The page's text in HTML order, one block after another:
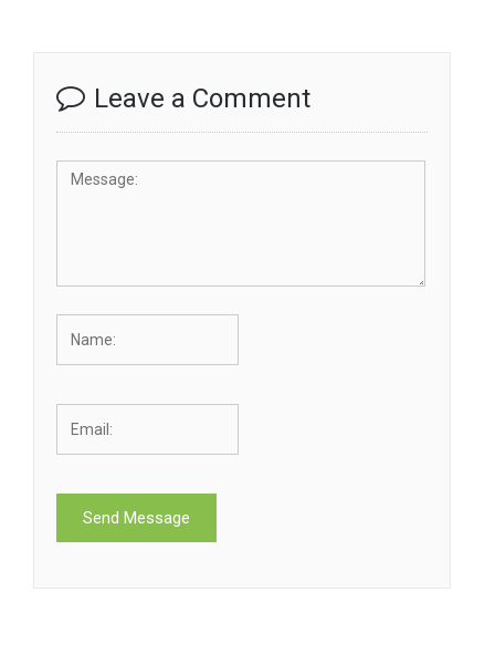
Leave a Comment